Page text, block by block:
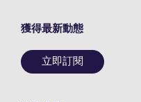
獲得最新動態
立即訂閱